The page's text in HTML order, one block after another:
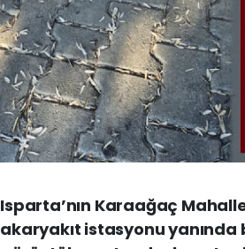
Isparta’nın Karaağaç
akaryakıt istasyonu